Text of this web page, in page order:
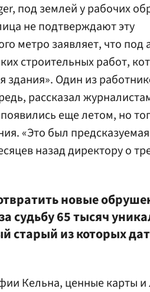
под землей у рабочих
не подтверждают эту
метро заявляет, что под
строительных работ,
здания». Один из
рассказал
еще летом, но
«Это был предсказуемая
назад директору о
новые
судьбу 65 тысяч
старый из которых
Кельна, ценные карты